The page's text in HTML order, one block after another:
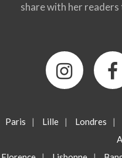
share with her
Paris | Lille | Londres |